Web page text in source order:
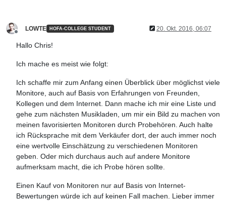
LOWTE HOFA-COLLEGE STUDENT 20. Okt. 2016, 06:07
Hallo Chris!
Ich mache es meist wie folgt:
Ich schaffe mir zum Anfang einen Überblick über möglichst viele
Monitore, auch auf Basis von Erfahrungen von Freunden,
Kollegen und dem Internet. Dann mache ich mir eine Liste und
gehe zum nächsten Musikladen, um mir ein Bild zu machen von
meinen favorisierten Monitoren durch Probehören. Auch halte
ich Rücksprache mit dem Verkäufer dort, der auch immer noch
eine wertvolle Einschätzung zu verschiedenen Monitoren
geben. Oder mich durchaus auch auf andere Monitore
aufmerksam macht, die ich Probe hören sollte.
Einen Kauf von Monitoren nur auf Basis von Internet-
Bewertungen würde ich auf keinen Fall machen. Lieber immer